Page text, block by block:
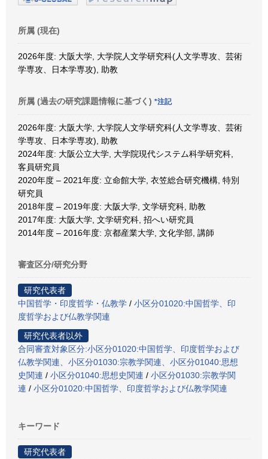
所属 (現在)
2026年度: 大阪大学, 大学院人文学研究科(人文学専攻、芸術
学専攻、日本学専攻), 助教
所属 (過去の研究課題情報に基づく) *注記
2026年度: 大阪大学, 大学院人文学研究科(人文学専攻、芸術
学専攻、日本学専攻), 助教
2024年度: 大阪公立大学, 大学院現代システム科学研究科,
客員研究員
2020年度 – 2021年度: 立命館大学, 衣笠総合研究機構, 特別
研究員
2018年度 – 2019年度: 大阪大学, 文学研究科, 助教
2017年度: 大阪大学, 文学研究科, 招へい研究員
2014年度 – 2016年度: 京都産業大学, 文化学部, 講師
審査区分/研究分野
研究代表者
中国哲学・印度哲学・仏教学 / 小区分01020:中国哲学、印
度哲学および仏教学関連
研究代表者以外
合同審査対象区分:小区分01020:中国哲学、印度哲学および
仏教学関連、小区分01030:宗教学関連、小区分01040:思想
史関連 / 小区分01040:思想史関連 / 小区分01030:宗教学関
連 / 小区分01020:中国哲学、印度哲学および仏教学関連
キーワード
研究代表者